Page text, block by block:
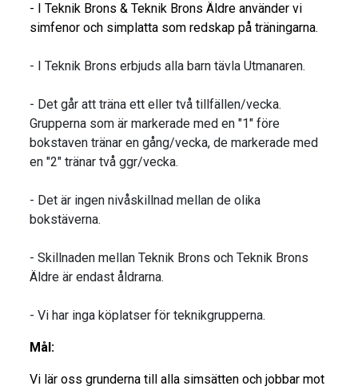
- I Teknik Brons & Teknik Brons Äldre använder vi
simfenor och simplatta som redskap på träningarna.
- I Teknik Brons erbjuds alla barn tävla Utmanaren.
- Det går att träna ett eller två tillfällen/vecka.
Grupperna som är markerade med en "1" före
bokstaven tränar en gång/vecka, de markerade med
en "2" tränar två ggr/vecka.
- Det är ingen nivåskillnad mellan de olika
bokstäverna.
- Skillnaden mellan Teknik Brons och Teknik Brons
Äldre är endast åldrarna.
- Vi har inga köplatser för teknikgrupperna.
Mål:
Vi lär oss grunderna till alla simsätten och jobbar mot